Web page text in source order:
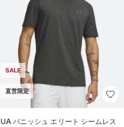
SALE
直営限定
UA バニッシュ エリート シームレス